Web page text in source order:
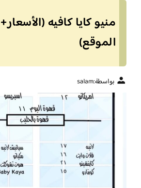
منيو كايا كافيه
الموقع)
بواسطة:salam